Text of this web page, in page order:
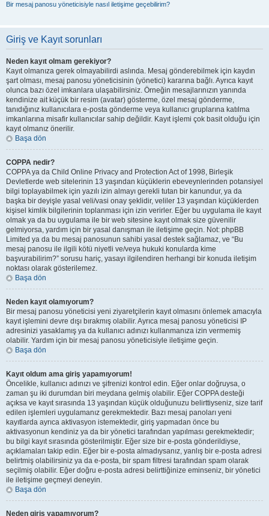
Bir mesaj panosu yöneticisiyle nasıl iletişime geçebilirim?
Giriş ve Kayıt sorunları
Neden kayıt olmam gerekiyor?
Kayıt olmanıza gerek olmayabilirdi aslında. Mesaj gönderebilmek için kaydın
şart olması, mesaj panosu yöneticisinin (yönetici) kararına bağlı. Ayrıca kayıt
olunca bazı özel imkanlara ulaşabilirsiniz. Örneğin mesajlarınızın yanında
kendinize ait küçük bir resim (avatar) gösterme, özel mesaj gönderme,
tanıdığınız kullanıcılara e-posta gönderme veya kullanıcı gruplarına katılma
imkanlarına misafir kullanıcılar sahip değildir. Kayıt işlemi çok basit olduğu için
kayıt olmanız önerilir.
Başa dön
COPPA nedir?
COPPA ya da Child Online Privacy and Protection Act of 1998, Birleşik
Devletlerde web sitelerinin 13 yaşından küçüklerin ebeveynlerinden potansiyel
bilgi toplayabilmek için yazılı izin almayı gerekli tutan bir kanundur, ya da
başka bir deyişle yasal veli/vasi onay şeklidir, veliler 13 yaşından küçüklerden
kişisel kimlik bilgilerinin toplanması için izin verirler. Eğer bu uygulama ile kayıt
olmak ya da bu uygulama ile bir web sitesine kayıt olmak size güvenilir
gelmiyorsa, yardım için bir yasal danışman ile iletişime geçin. Not: phpBB
Limited ya da bu mesaj panosunun sahibi yasal destek sağlamaz, ve “Bu
mesaj panosu ile ilgili kötü niyetli ve/veya hukuki konularda kime
başvurabilirim?” sorusu hariç, yasayı ilgilendiren herhangi bir konuda iletişim
noktası olarak gösterilemez.
Başa dön
Neden kayıt olamıyorum?
Bir mesaj panosu yöneticisi yeni ziyaretçilerin kayıt olmasını önlemek amacıyla
kayıt işlemini devre dışı bırakmış olabilir. Ayrıca mesaj panosu yöneticisi IP
adresinizi yasaklamış ya da kullanıcı adınızı kullanmanıza izin vermemiş
olabilir. Yardım için bir mesaj panosu yöneticisiyle iletişime geçin.
Başa dön
Kayıt oldum ama giriş yapamıyorum!
Öncelikle, kullanıcı adınızı ve şifrenizi kontrol edin. Eğer onlar doğruysa, o
zaman şu iki durumdan biri meydana gelmiş olabilir. Eğer COPPA desteği
açıksa ve kayıt sırasında 13 yaşından küçük olduğunuzu belirttiyseniz, size tarif
edilen işlemleri uygulamanız gerekmektedir. Bazı mesaj panoları yeni
kayıtlarda ayrıca aktivasyon istemektedir, giriş yapmadan önce bu
aktivasyonun kendiniz ya da bir yönetici tarafından yapılması gerekmektedir;
bu bilgi kayıt sırasında gösterilmiştir. Eğer size bir e-posta gönderildiyse,
açıklamaları takip edin. Eğer bir e-posta almadıysanız, yanlış bir e-posta adresi
belirtmiş olabilirsiniz ya da e-posta, bir spam filtresi tarafından spam olarak
seçilmiş olabilir. Eğer doğru e-posta adresi belirttiğinize eminseniz, bir yönetici
ile iletişime geçmeyi deneyin.
Başa dön
Neden giriş yapamıyorum?